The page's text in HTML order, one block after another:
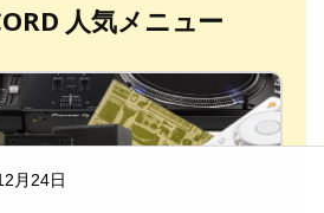
人気メニュー
月24日